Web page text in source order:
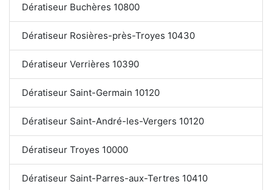
Dératiseur Buchères 10800
Dératiseur Rosières-près-Troyes 10430
Dératiseur Verrières 10390
Dératiseur Saint-Germain 10120
Dératiseur Saint-André-les-Vergers 10120
Dératiseur Troyes 10000
Dératiseur Saint-Parres-aux-Tertres 10410